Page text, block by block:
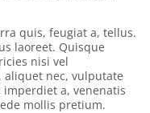
quis, feugiat a, tellus.
laoreet. Quisque
nisi vel
aliquet nec, vulputate
a, venenatis
mollis pretium.